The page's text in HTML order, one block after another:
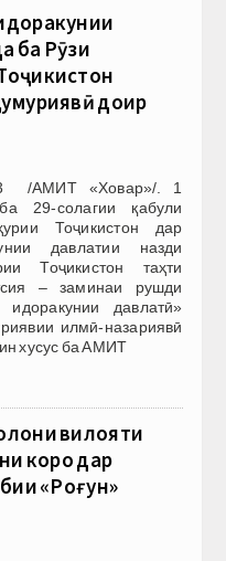
ба Рӯзи
доир
/АМИТ «Ховар»/. 1
29-солагии қабули
Тоҷикистон дар
давлатии назди
Тоҷикистон таҳти
– заминаи рушди
давлатӣ»
илмӣ-назариявӣ
хусус ба АМИТ
вилояти
корҳо дар
«Роғун»